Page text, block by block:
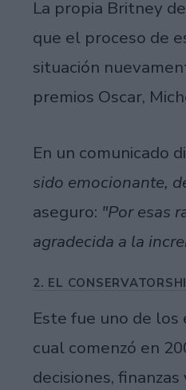
La propia Britney
que el proceso de
situación
premios Oscar,
En un comunicado
sido emocionante,
aseguro: "Por esas
agradecida a la
2. EL
Este fue uno de
cual comenzó en
decisiones,